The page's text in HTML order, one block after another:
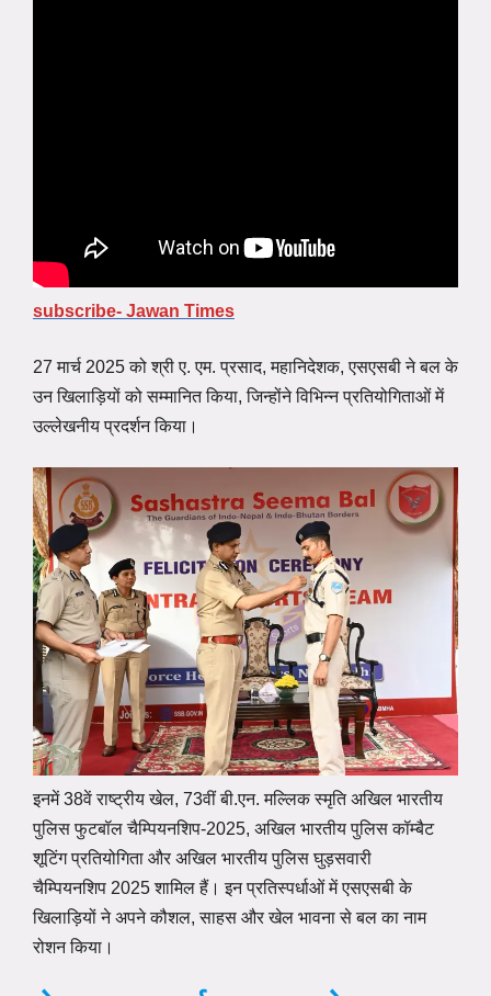
subscribe- Jawan Times
27 मार्च 2025 को श्री ए. एम. प्रसाद, महानिदेशक, एसएसबी ने बल के
उन खिलाड़ियों को सम्मानित किया, जिन्होंने विभिन्न प्रतियोगिताओं में
उल्लेखनीय प्रदर्शन किया।
इनमें 38वें राष्ट्रीय खेल, 73वीं बी.एन. मल्लिक स्मृति अखिल भारतीय
पुलिस फुटबॉल चैम्पियनशिप-2025, अखिल भारतीय पुलिस कॉम्बैट
शूटिंग प्रतियोगिता और अखिल भारतीय पुलिस घुड़सवारी
चैम्पियनशिप 2025 शामिल हैं। इन प्रतिस्पर्धाओं में एसएसबी के
खिलाड़ियों ने अपने कौशल, साहस और खेल भावना से बल का नाम
रोशन किया।